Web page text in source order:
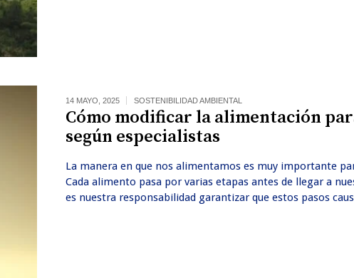
14 MAYO, 2025 SOSTENIBILIDAD AMBIENTAL
Cómo modificar la alimentación
según especialistas
La manera en que nos alimentamos es muy importante
Cada alimento pasa por varias etapas antes de llegar a
es nuestra responsabilidad garantizar que estos pasos